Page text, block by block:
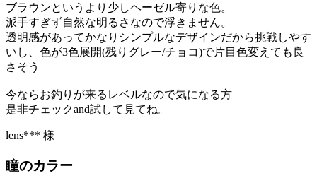
ブラウンというより少しヘーゼル寄りな色。
派手すぎず自然な明るさなので浮きません。
透明感があってかなりシンプルなデザインだから挑戦しやす
いし、色が3色展開(残りグレー/チョコ)で片目色変えても良
さそう
今ならお釣りが来るレベルなので気になる方
是非チェックand試して見てね。
lens*** 様
瞳のカラー